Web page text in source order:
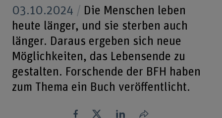
03.10.2024
Die Menschen leben
heute länger, und sie sterben auch
länger. Daraus ergeben sich neue
Möglichkeiten, das Lebensende zu
gestalten. Forschende der BFH haben
zum Thema ein Buch veröffentlicht.
Teilen